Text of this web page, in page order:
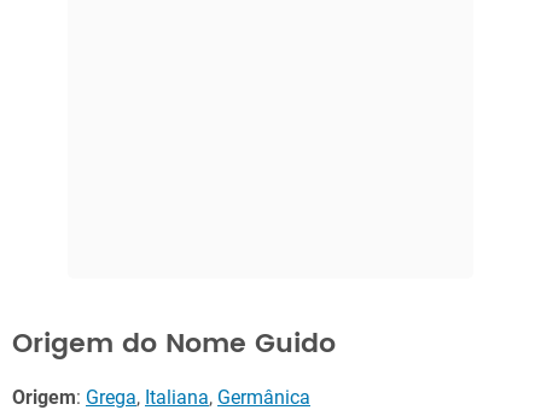
Origem do Nome Guido
Origem: Grega, Italiana, Germânica